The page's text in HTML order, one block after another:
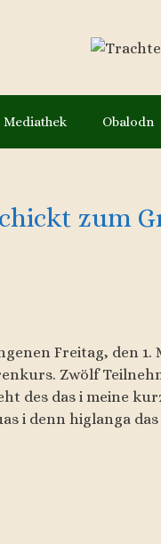
Mediathek Obalodn
zum
Freitag, den 1.
Zwölf
des das i meine
i denn higlanga